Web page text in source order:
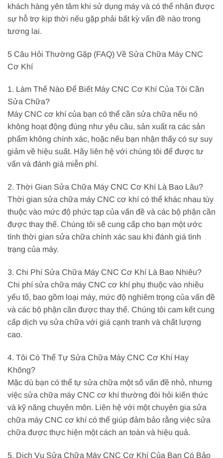
khách hàng yên tâm khi sử dụng máy và có thể nhận được
sự hỗ trợ kịp thời nếu gặp phải bất kỳ vấn đề nào trong
tương lai.
5 Câu Hỏi Thường Gặp (FAQ) Về Sửa Chữa Máy CNC
Cơ Khí
1. Làm Thế Nào Để Biết Máy CNC Cơ Khí Của Tôi Cần
Sửa Chữa?
Máy CNC cơ khí của bạn có thể cần sửa chữa nếu nó
không hoạt động đúng như yêu cầu, sản xuất ra các sản
phẩm không chính xác, hoặc nếu bạn nhận thấy có sự suy
giảm về hiệu suất. Hãy liên hệ với chúng tôi để được tư
vấn và đánh giá miễn phí.
2. Thời Gian Sửa Chữa Máy CNC Cơ Khí Là Bao Lâu?
Thời gian sửa chữa máy CNC cơ khí có thể khác nhau tùy
thuộc vào mức độ phức tạp của vấn đề và các bộ phận cần
được thay thế. Chúng tôi sẽ cung cấp cho bạn một ước
tính thời gian sửa chữa chính xác sau khi đánh giá tình
trạng của máy.
3. Chi Phí Sửa Chữa Máy CNC Cơ Khí Là Bao Nhiêu?
Chi phí sửa chữa máy CNC cơ khí phụ thuộc vào nhiều
yếu tố, bao gồm loại máy, mức độ nghiêm trọng của vấn đề
và các bộ phận cần được thay thế. Chúng tôi cam kết cung
cấp dịch vụ sửa chữa với giá cạnh tranh và chất lượng
cao.
4. Tôi Có Thể Tự Sửa Chữa Máy CNC Cơ Khí Hay
Không?
Mặc dù bạn có thể tự sửa chữa một số vấn đề nhỏ, nhưng
việc sửa chữa máy CNC cơ khí thường đòi hỏi kiến thức
và kỹ năng chuyên môn. Liên hệ với một chuyên gia sửa
chữa máy CNC cơ khí có thể giúp đảm bảo rằng việc sửa
chữa được thực hiện một cách an toàn và hiệu quả.
5. Dịch Vụ Sửa Chữa Máy CNC Cơ Khí Của Bạn Có Bảo